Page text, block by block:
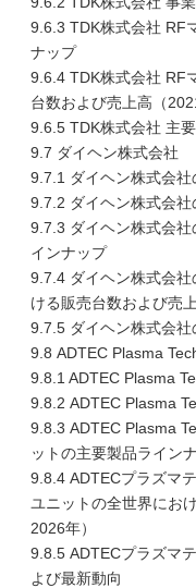
9.6.3 TDK株式会社 RF
ナップ
9.6.4 TDK株式会社 RF
台数および売上高（
9.6.5 TDK株式会社 主
9.7 ダイヘン株式会社
9.7.1 ダイヘン株式会社
9.7.2 ダイヘン株式会社
9.7.3 ダイヘン株式会
インナップ
9.7.4 ダイヘン株式会
ける販売台数および売
9.7.5 ダイヘン株式会
9.8 ADTEC Plasma
9.8.1 ADTEC Plasma
9.8.2 ADTEC Plasma
9.8.3 ADTEC Plasma
ットの主要製品ライン
9.8.4 ADTECプラズマ
ユニットの全世界にお
2026年）
9.8.5 ADTECプラズマ
よび最新動向